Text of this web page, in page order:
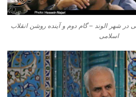
شهر الوند – گام دوم و آینده روشن انقلاب
اسلامی